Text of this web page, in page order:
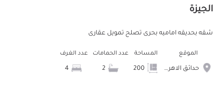
الجيزة
شقه بحديقه اماميه بحرى تصلح تمويل عقارى
الموقع
حدائق الاهرام
المساحة عدد الحمامات عدد الغرف